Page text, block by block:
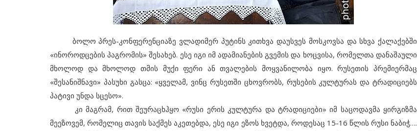
ბოლო პრეს-კონფერენციაზე ვლადიმერ პუტინს კითხვა დაუსვეს მოსკოვსა და სხვა ქალაქებში
«ინოროდცების პაგრომის» შესახებ. ესე იგი იმ ადამიანების გვემის და ხოცვისა, რომელთა დანაშაული
მხოლოდ და მხოლოდ თმის მუქი ფერი ან თვალების მოყვანილობა იყო. რუსეთის პრემიერმაც
«შესანიშნავი» პასუხი გასცა: «ყველამ, ვინც რუსეთში ცხოვრობს, რუსების კულტურას და ტრადიციებს
პატივი უნდა სცესო».
კი მაგრამ, რით შეურაცხჰყო «რუსი ერის კულტურა და ტრადიციები» იმ საცოდავმა ყირგიზმა
მეეზოვემ, რომელიც თავის საქმეს აკეთებდა, ესე იგი ეზოს ხვეტდა, როდესაც 15-16 წლის რუსი ნაბიჭ….